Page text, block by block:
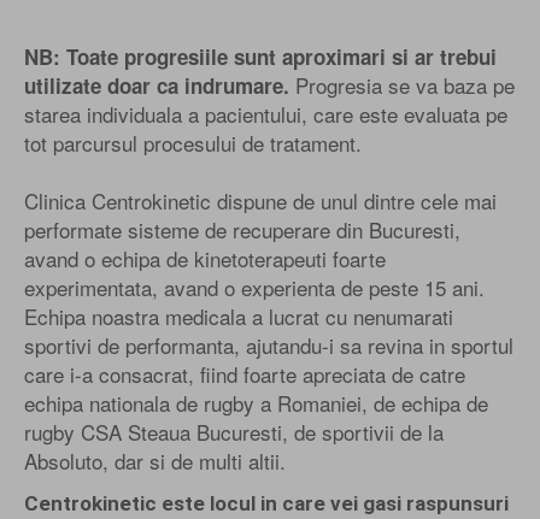
NB: Toate progresiile sunt aproximari si ar trebui
utilizate doar ca indrumare. Progresia se va baza pe
starea individuala a pacientului, care este evaluata pe
tot parcursul procesului de tratament.
Clinica Centrokinetic dispune de unul dintre cele mai
performate sisteme de recuperare din Bucuresti,
avand o echipa de kinetoterapeuti foarte
experimentata, avand o experienta de peste 15 ani.
Echipa noastra medicala a lucrat cu nenumarati
sportivi de performanta, ajutandu-i sa revina in sportul
care i-a consacrat, fiind foarte apreciata de catre
echipa nationala de rugby a Romaniei, de echipa de
rugby CSA Steaua Bucuresti, de sportivii de la
Absoluto, dar si de multi altii.
Centrokinetic este locul in care vei gasi raspunsuri